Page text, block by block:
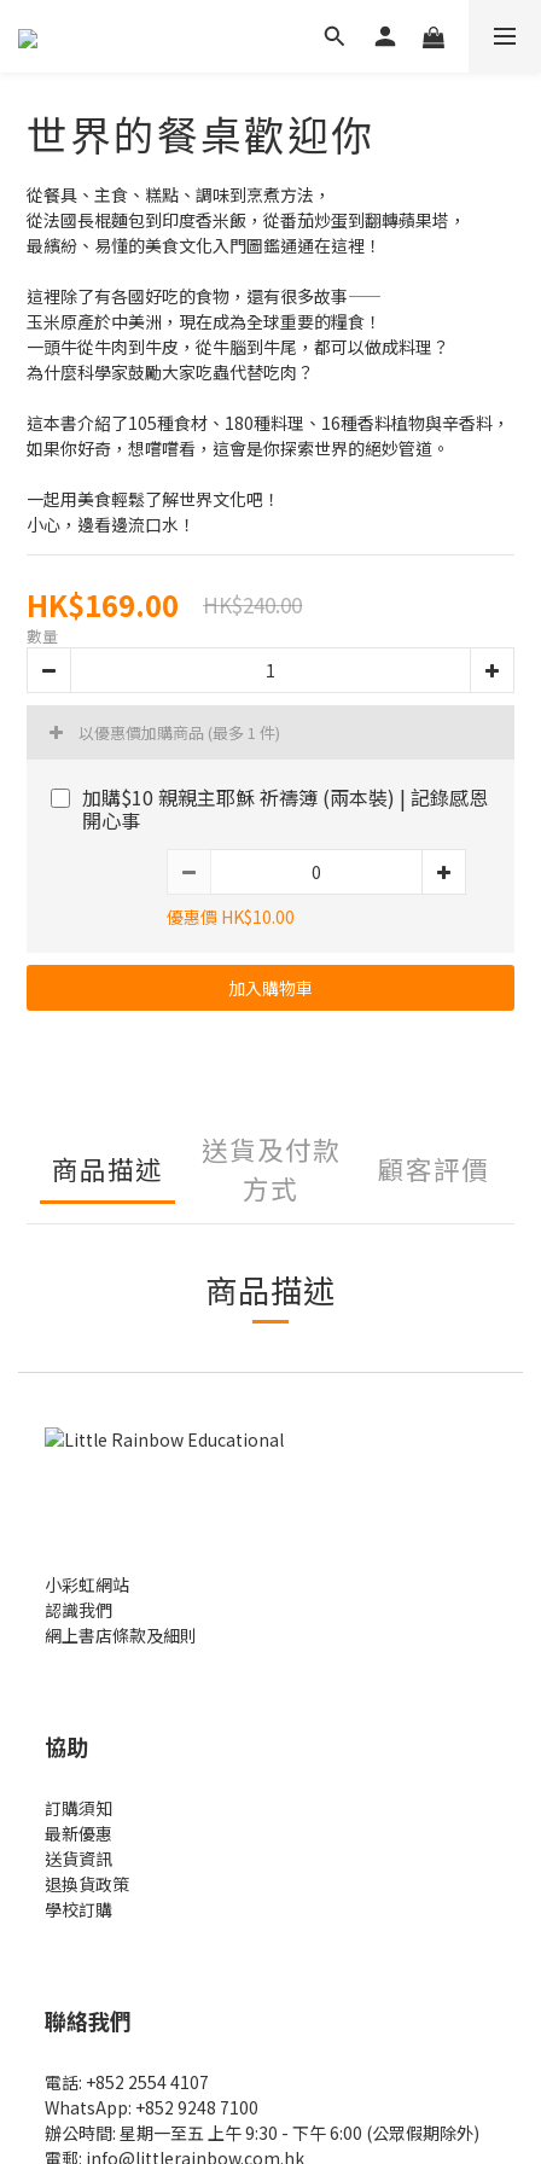
世界的餐桌歡迎你
從餐具、主食、糕點、調味到烹煮方法，
從法國長棍麵包到印度香米飯，從番茄炒蛋到翻轉蘋果塔，
最繽紛、易懂的美食文化入門圖鑑通通在這裡！
這裡除了有各國好吃的食物，還有很多故事——
玉米原產於中美洲，現在成為全球重要的糧食！
一頭牛從牛肉到牛皮，從牛腦到牛尾，都可以做成料理？
為什麼科學家鼓勵大家吃蟲代替吃肉？
這本書介紹了105種食材、180種料理、16種香料植物與辛香料，
如果你好奇，想嚐嚐看，這會是你探索世界的絕妙管道。
一起用美食輕鬆了解世界文化吧！
小心，邊看邊流口水！
HK$169.00 HK$240.00
數量
以優惠價加購商品 (最多 1 件)
加購$10 親親主耶穌 祈禱簿 (兩本裝) | 記錄感恩
開心事
優惠價 HK$10.00
加入購物車
商品描述
送貨及付款
方式
顧客評價
商品描述
小彩虹網站
認識我們
網上書店條款及細則
協助
訂購須知
最新優惠
送貨資訊
退換貨政策
學校訂購
聯絡我們
電話: +852 2554 4107
WhatsApp: +852 9248 7100
辦公時間: 星期一至五 上午 9:30 - 下午 6:00 (公眾假期除外)
電郵: info@littlerainbow.com.hk